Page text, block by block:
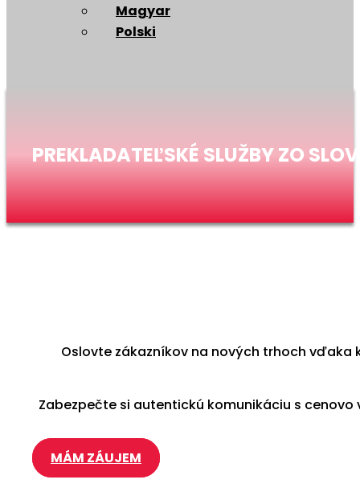
Magyar
Polski
PREKLADATEĽSKÉ SLUŽBY ZO
Oslovte zákazníkov na nových trhoch
Zabezpečte si autentickú komunikáciu s
MÁM ZÁUJEM